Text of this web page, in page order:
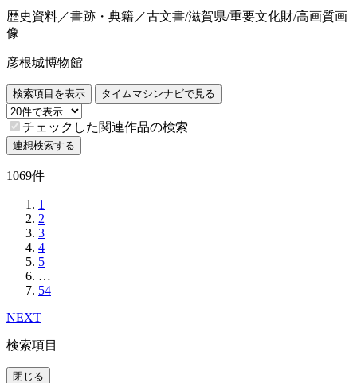
歴史資料／書跡・典籍／古文書/滋賀県/重要文化財/高画質画
像
彦根城博物館
検索項目を表示 タイムマシンナビで見る
チェックした関連作品の検索
連想検索する
1069件
1
2
3
4
5
…
54
NEXT
検索項目
閉じる